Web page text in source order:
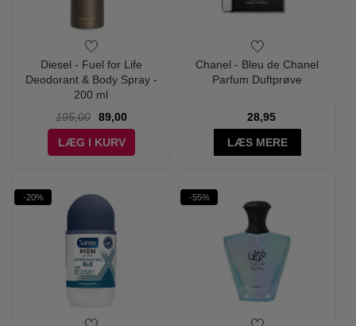
Diesel - Fuel for Life
Deodorant & Body Spray -
200 ml
195,00
89,00
LÆG I KURV
Chanel - Bleu de Chanel
Parfum Duftprøve
28,95
LÆS MERE
-20% -55%